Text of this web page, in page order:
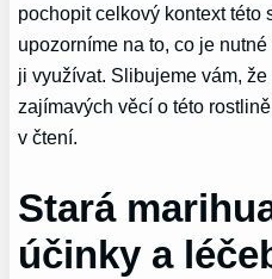
pochopit celkový kontext této
upozorníme na to, co je
ji využívat. Slibujeme vám,
zajímavých věcí o této
v čtení.
Stará
účinky a